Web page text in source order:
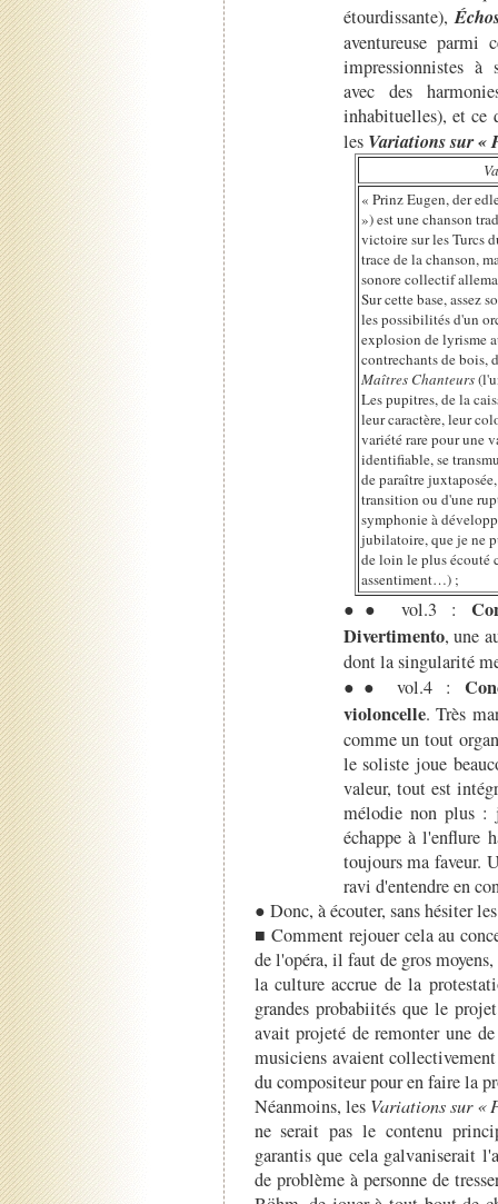
étourdissante),
aventureuse parmi
impressionnistes à
avec des
inhabituelles), et ce
les Variations sur «
« Prinz Eugen, der
») est une chanson
victoire sur les Turcs
trace de la chanson,
sonore collectif
Sur cette base, assez
les possibilités d'un
explosion de lyrisme
contrechants de bois,
Maîtres Chanteurs
Les pupitres, de la
leur caractère, leur
variété rare pour une
identifiable, se
de paraître
transition ou d'une
symphonie à
jubilatoire, que je ne
de loin le plus écouté
assentiment…) ;
●● vol.3 :
Divertimento, une
dont la singularité
●● vol.4 :
violoncelle. Très
comme un tout
le soliste joue
valeur, tout est
mélodie non plus :
échappe à l'enflure
toujours ma faveur.
ravi d'entendre en
● Donc, à écouter, sans hésiter
■ Comment rejouer cela au
de l'opéra, il faut de gros
la culture accrue de la
grandes probabiités que le
avait projeté de remonter une
musiciens avaient
du compositeur pour en faire la
Néanmoins, les Variations sur «
ne serait pas le contenu
garantis que cela galvaniserait
de problème à personne de